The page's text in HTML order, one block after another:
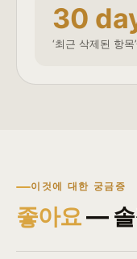
30
‘최근 삭제된 항목
이것에 대한 궁금증
좋아요— 솔